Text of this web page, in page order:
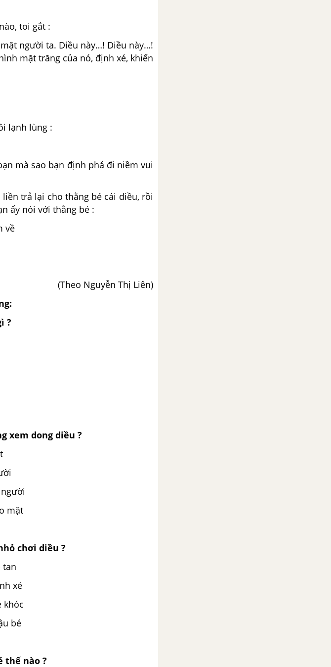
toi gắt :
người ta. Diều này…! Diều này…!
mặt trăng của nó, định xé, khiến
lạnh lùng :
mà sao bạn định phá đi niềm vui
trả lại cho thằng bé cái diều, rồi
ấy nói với thằng bé :
về
(Theo Nguyễn Thị Liên)
?
xem dong diều ?
mặt
chơi diều ?
tan
xé
khóc
bé
thế nào ?